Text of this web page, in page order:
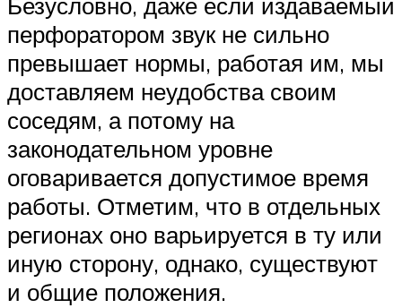
перфоратором звук не сильно
превышает нормы, работая им, мы
доставляем неудобства своим
соседям, а потому на
законодательном уровне
оговаривается допустимое время
работы. Отметим, что в отдельных
регионах оно варьируется в ту или
иную сторону, однако, существуют
и общие положения.